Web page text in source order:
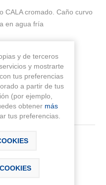
CALA cromado. Caño curvo
en agua fría
Inc.
CARRITO
y de terceros
y mostrarte
tus preferencias
a partir de tus
(por ejemplo,
obtener más
tus preferencias.